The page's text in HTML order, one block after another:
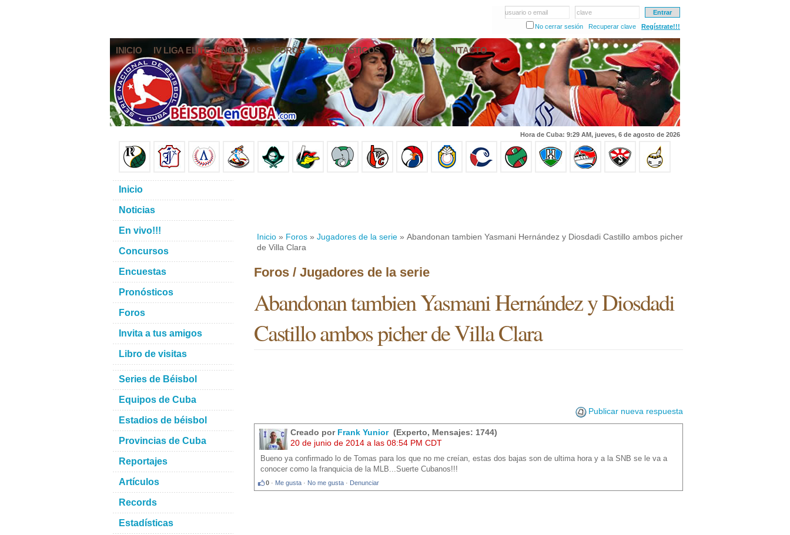
usuario o email
clave
No cerrar sesión
Recuperar clave Regístrate!!!
INICIO IV LIGA ELITE NOTICIAS FOROS PRONÓSTICOS EN VIVO CONTACTO
Hora de Cuba: 9:29 AM, jueves, 6 de agosto de 2026
Inicio » Foros » Jugadores de la serie » Abandonan tambien Yasmani Hernández y Diosdadi Castillo ambos picher
de Villa Clara
Foros / Jugadores de la serie
Abandonan tambien Yasmani Hernández y Diosdadi
Castillo ambos picher de Villa Clara
Publicar nueva respuesta
Creado por Frank Yunior (Experto, Mensajes: 1744)
20 de junio de 2014 a las 08:54 PM CDT
Bueno ya confirmado lo de Tomas para los que no me creían, estas dos bajas son de ultima hora y a la SNB se le va a
conocer como la franquicia de la MLB...Suerte Cubanos!!!
0 · Me gusta · No me gusta · Denunciar
Inicio
Noticias
En vivo!!!
Concursos
Encuestas
Pronósticos
Foros
Invita a tus amigos
Libro de visitas
Series de Béisbol
Equipos de Cuba
Estadios de béisbol
Provincias de Cuba
Reportajes
Artículos
Records
Estadísticas